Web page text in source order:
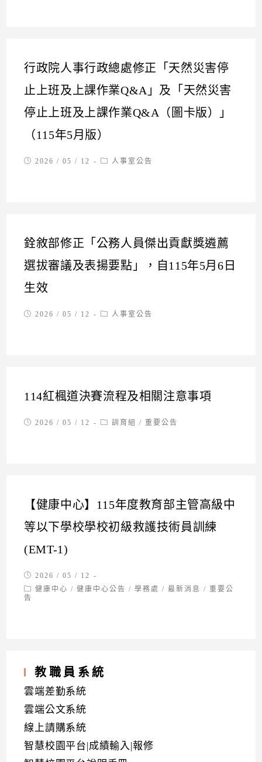
行政院人事行政總處修正「天然災害停
止上班及上課作業Q&A」及「天然災害
停止上班及上課作業Q&A（圖卡版）」
（115年5月版）
Post2026 / 05 / 12
Post人事室公告
銓敘部修正「公務人員傑出貢獻獎遴薦
選拔審議及表揚要點」，自115年5月6日
生效
Post2026 / 05 / 12
Post人事室公告
114紅楓道決賽流程及相關注意事項
Post2026 / 05 / 12
Post訓育組 / 重要公告
【健康中心】115年度教育部主管高級中
等以下學校學校初級救護技術員訓練
(EMT-1)
Post
published:
2026 / 05 / 12
Post
category:
健康中心 / 健康中心公告 / 學務處 / 最新消息 / 重要公
告
教職員系統
雲端差勤系統
雲端公文系統
線上請購系統
智慧校園平台|成績輸入|報修